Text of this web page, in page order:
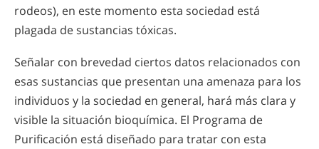
rodeos), en este momento esta sociedad está
plagada de sustancias tóxicas.
Señalar con brevedad ciertos datos relacionados con
esas sustancias que presentan una amenaza para los
individuos y la sociedad en general, hará más clara y
visible la situación bioquímica. El Programa de
Purificación está diseñado para tratar con esta